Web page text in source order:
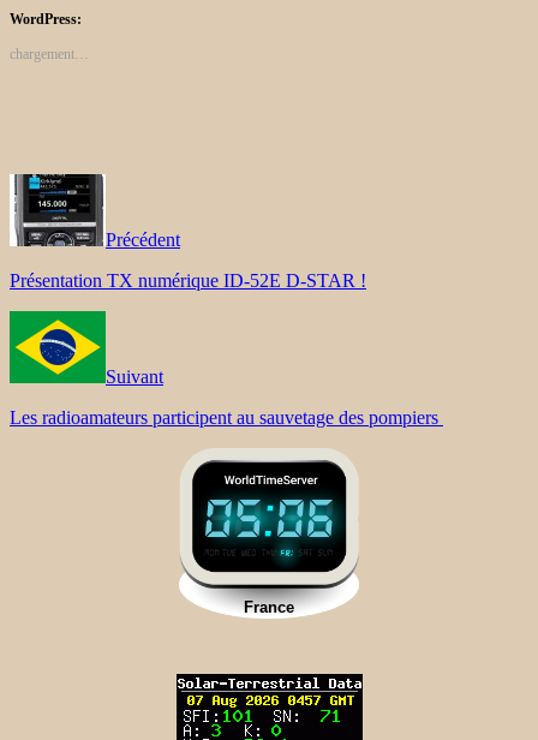
WordPress:
chargement…
Précédent
Présentation TX numérique ID-52E D-STAR !
Suivant
Les radioamateurs participent au sauvetage des pompiers